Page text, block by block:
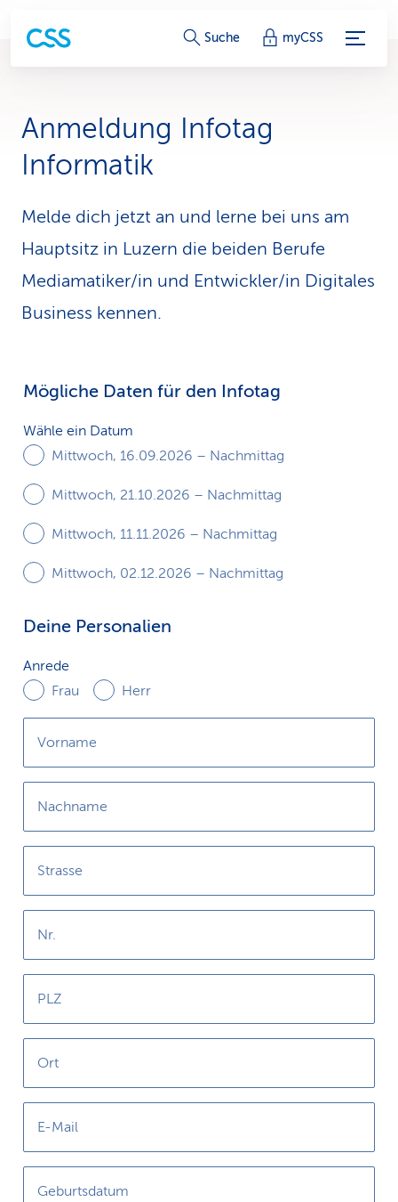
S
r
c
e
-
n
s
Suche myCSS
Anmeldung Infotag
Informatik
Melde dich jetzt an und lerne bei uns am
Hauptsitz in Luzern die beiden Berufe
Mediamatiker/in und Entwickler/in Digitales
Business kennen.
Mögliche Daten für den Infotag
Wähle
ein
Datum
Wähle ein Datum
Mittwoch, 16.09.2026 – Nachmittag
Mittwoch, 21.10.2026 – Nachmittag
Mittwoch, 11.11.2026 – Nachmittag
Mittwoch, 02.12.2026 – Nachmittag
Deine Personalien
Anrede
Anrede
Frau
Herr
Vorname
Nachname
Strasse
Nr.
PLZ
Ort
E-Mail
Geburtsdatum